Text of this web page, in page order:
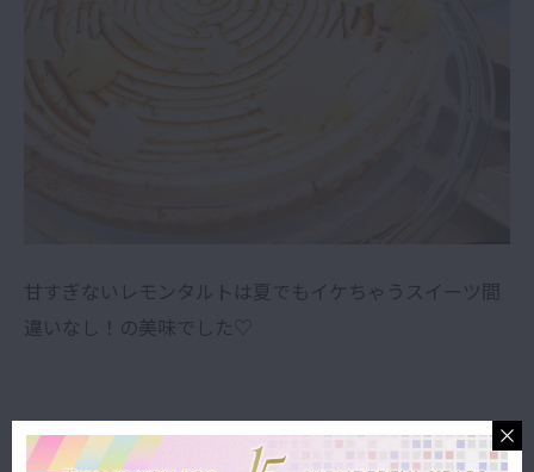
甘すぎないレモンタルトは夏でもイケちゃうスイーツ間
違いなし！の美味でした♡
そして。。